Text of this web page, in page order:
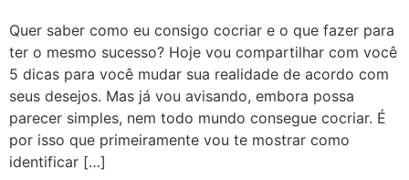
Quer saber como eu consigo cocriar e o que fazer para
ter o mesmo sucesso? Hoje vou compartilhar com você
5 dicas para você mudar sua realidade de acordo com
seus desejos. Mas já vou avisando, embora possa
parecer simples, nem todo mundo consegue cocriar. É
por isso que primeiramente vou te mostrar como
identificar […]